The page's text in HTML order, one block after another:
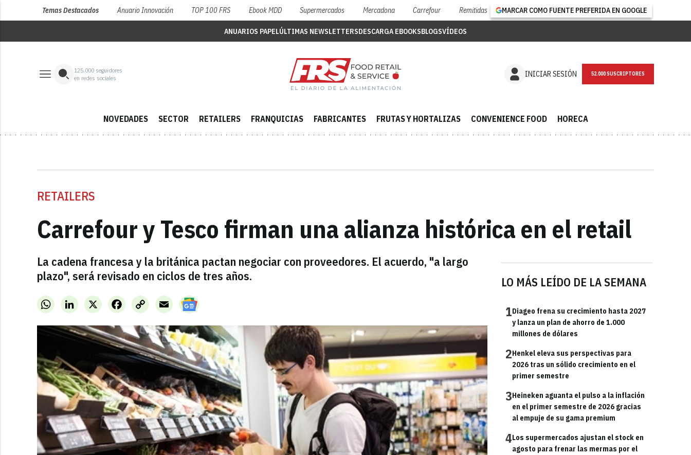
Temas Destacados Anuario Innovación TOP 100 FRS Ebook MDD Supermercados Mercadona Carrefour Remitidas MARCAR COMO FUENTE PREFERIDA EN GOOGLE
ANUARIOS PAPELÚLTIMAS NEWSLETTERSDESCARGA EBOOKSBLOGSVÍDEOS
125,000 seguidores
en redes sociales
INICIAR SESIÓN NEWSLETTER
NOVEDADES SECTOR RETAILERS FRANQUICIAS FABRICANTES FRUTAS Y HORTALIZAS CONVENIENCE FOOD HORECA
RETAILERS
Carrefour y Tesco firman una alianza histórica en el retail
La cadena francesa y la británica pactan negociar con proveedores. El acuerdo, "a largo
plazo", será revisado en ciclos de tres años.
WhatsAppLinkedInX FacebookCopy
Link
Email
LO MÁS LEÍDO DE LA SEMANA
1Diageo frena su crecimiento hasta 2027
y lanza un plan de ahorro de 1.000
millones de dólares
2Henkel eleva sus perspectivas para
2026 tras un sólido crecimiento en el
primer semestre
3Heineken aguanta el pulso a la inflación
en el primer semestre de 2026 gracias
al empuje de su gama premium
4Los supermercados ajustan el stock en
agosto para frenar las mermas por el